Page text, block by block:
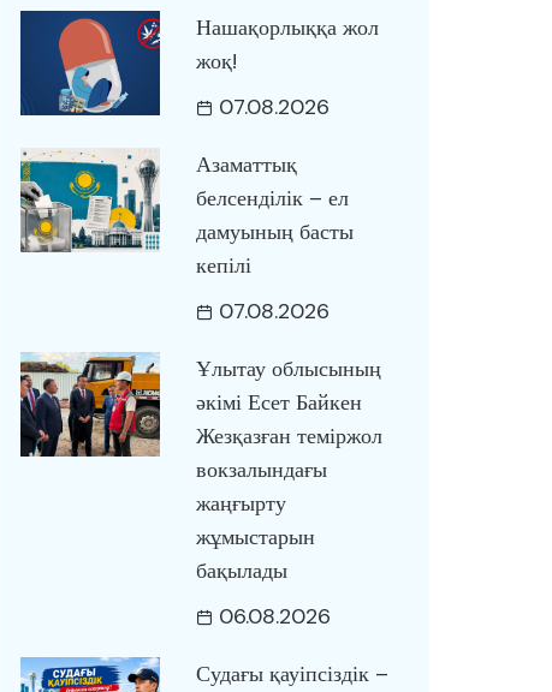
Нашақорлыққа жол
жоқ!
07.08.2026
Азаматтық
белсенділік – ел
дамуының басты
кепілі
07.08.2026
Ұлытау облысының
әкімі Есет Байкен
Жезқазған теміржол
вокзалындағы
жаңғырту
жұмыстарын
бақылады
06.08.2026
Судағы қауіпсіздік –